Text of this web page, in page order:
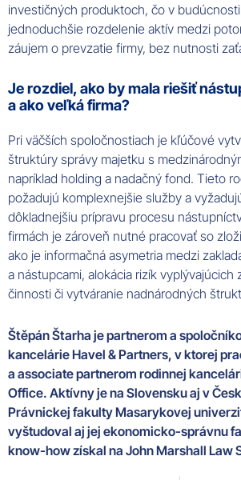
investičných produktoch, čo v
jednoduchšie rozdelenie aktív medzi
záujem o prevzatie firmy, bez nutnosti
Je rozdiel, ako by mala riešiť
a ako veľká firma?
Pri väčších spoločnostiach je kľúčové
štruktúry správy majetku s
napríklad holding a nadačný fond. Tieto
požadujú komplexnejšie služby a
dôkladnejšiu prípravu procesu
firmách je zároveň nutné pracovať so
ako je informačná asymetria medzi
a nástupcami, alokácia rizík vyplývajúcich
činnosti či vytváranie nadnárodných
Štěpán Štarha je partnerom a
kancelárie Havel & Partners, v ktorej
a associate partnerom rodinnej
Office. Aktívny je na Slovensku aj v
Právnickej fakulty Masarykovej
vyštudoval aj jej ekonomicko-správnu
know-how získal na John Marshall Law